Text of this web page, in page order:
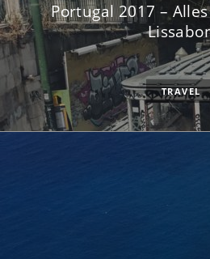
Portugal 2017 –
TRAVEL